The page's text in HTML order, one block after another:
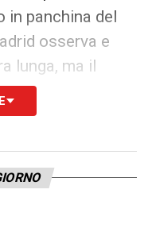
in panchina del
osserva e
lunga, ma il
a
gestione dei
calcio